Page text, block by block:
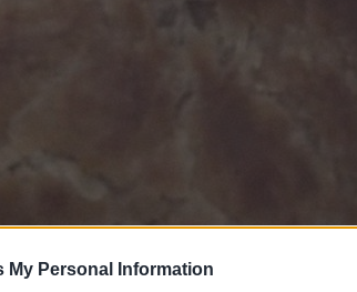
My Personal Information